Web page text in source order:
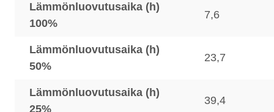
Lämmönluovutusaika (h)
100%
7,6
Lämmönluovutusaika (h)
50%
23,7
Lämmönluovutusaika (h)
25%
39,4